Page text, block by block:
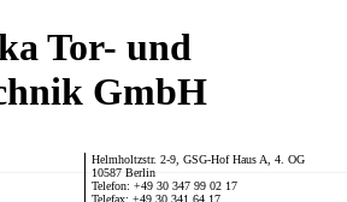
Tor- und
GmbH
Helmholtzstr. 2-9, GSG-Hof Haus A, 4. OG
10587 Berlin
Telefon: +49 30 347 99 02 17
Telefax: +49 30 341 64 17